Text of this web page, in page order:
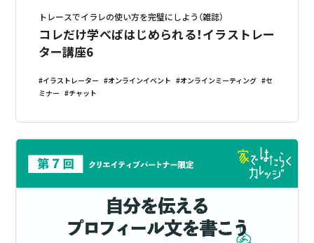
トレースでイラレの使い方を完璧にしよう（雑誌）
コレだけ学べばはじめられる！イラストレー
ター講座6
イラストレーター オンラインイベント オンラインミーティング
セ
ミナー
チャット